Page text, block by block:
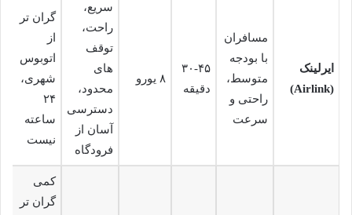
ایرلینک
(Airlink)
مسافران
با بودجه
متوسط،
راحتی و
سرعت
۳۰-۴۵
دقیقه
۸ یورو
سریع،
راحت،
توقف
های
محدود،
دسترسی
آسان از
فرودگاه
گران تر
از
اتوبوس
شهری،
۲۴
ساعته
نیست
کمی
گران تر